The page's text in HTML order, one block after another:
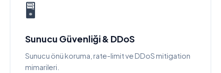
🖥️
Sunucu Güvenliği & DDoS
Sunucu önü koruma, rate-limit ve DDoS mitigation
mimarileri.